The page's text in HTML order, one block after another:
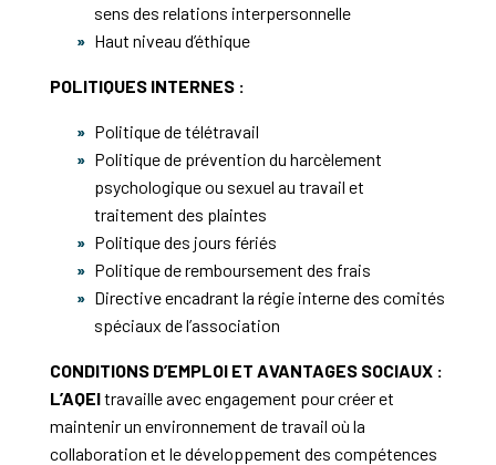
sens des relations interpersonnelle
Haut niveau d’éthique
POLITIQUES INTERNES :
Politique de télétravail
Politique de prévention du harcèlement
psychologique ou sexuel au travail et
traitement des plaintes
Politique des jours fériés
Politique de remboursement des frais
Directive encadrant la régie interne des comités
spéciaux de l’association
CONDITIONS D’EMPLOI ET AVANTAGES SOCIAUX :
L’AQEItravaille avec engagement pour créer et
maintenir un environnement de travail où la
collaboration et le développement des compétences